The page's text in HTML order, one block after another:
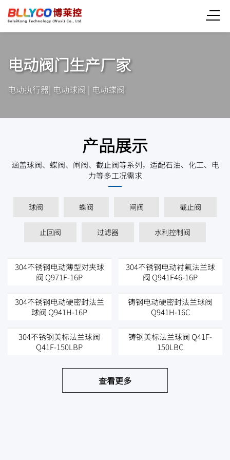
电动阀门生产厂家
电动执行器| 电动球阀 | 电动蝶阀
产品展示
涵盖球阀、蝶阀、闸阀、截止阀等系列，适配石油、化工、电
力等多工况需求
球阀 蝶阀 闸阀 截止阀
止回阀 过滤器 水利控制阀
304不锈钢电动薄型对夹球
阀 Q971F-16P
304不锈钢电动衬氟法兰球
阀 Q941F46-16P
304不锈钢电动硬密封法兰
球阀 Q941H-16P
铸钢电动硬密封法兰球阀
Q941H-16C
304不锈钢美标法兰球阀
Q41F-150LBP
铸钢美标法兰球阀 Q41F-
150LBC
查看更多